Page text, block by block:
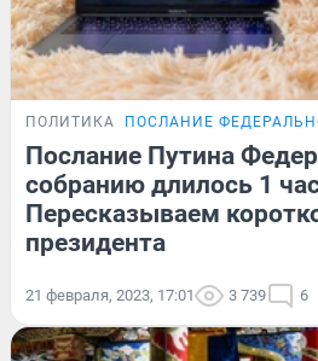
ПОЛИТИКА ПОСЛАНИЕ
Послание Путина
собранию длилось 1
Пересказываем
президента
21 февраля, 2023, 17:01 3 739 6